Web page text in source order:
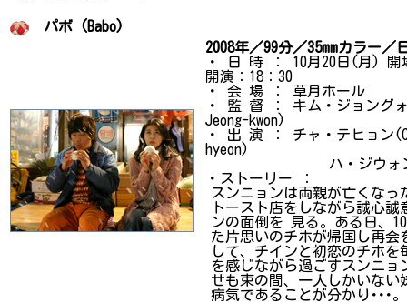
パボ (Babo)
2008年／99分／35mmカラー／
・ 日 時 ： 10月20日(月)
開演：18：30
・ 会 場 ： 草月ホール
・ 監 督 ： キム・ジョング
Jeong-kwon)
・ 出 演 ： チャ・テヒョン
hyeon)
ハ・ジウォン
・ストーリー ：
スンニョンは両親が亡くなっ
トースト店をしながら誠心誠
ンの面倒を 見る。ある日、
た片思いのチホが帰国し再会
して、チインと初恋のチホを
を感じながら過ごすスンニョ
せも束の間、一人しかいない
病気であることが分かり･･･。